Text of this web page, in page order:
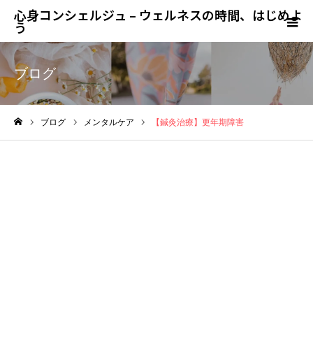
心身コンシェルジュ – ウェルネスの時間、はじめよ
う
ブログ
ブログ メンタルケア 【鍼灸治療】更年期障害